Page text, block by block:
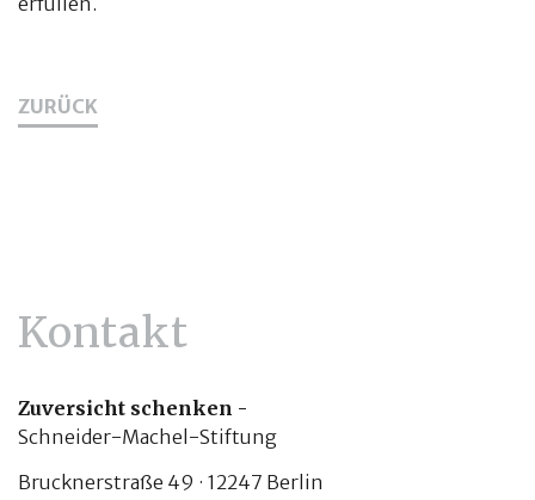
ZURÜCK
Kontakt
Zuversicht schenken -
Schneider-Machel-Stiftung
Brucknerstraße 49 · 12247 Berlin